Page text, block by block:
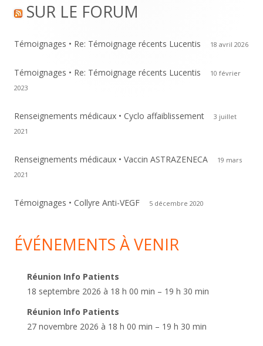
Content
SUR LE FORUM
Témoignages • Re: Témoignage récents Lucentis 18 avril 2026
Témoignages • Re: Témoignage récents Lucentis
10 février
2023
Renseignements médicaux • Cyclo affaiblissement
3 juillet
2021
Renseignements médicaux • Vaccin ASTRAZENECA
19 mars
2021
Témoignages • Collyre Anti-VEGF 5 décembre 2020
ÉVÉNEMENTS À VENIR
Réunion Info Patients
18 septembre 2026 à 18 h 00 min – 19 h 30 min
Réunion Info Patients
27 novembre 2026 à 18 h 00 min – 19 h 30 min